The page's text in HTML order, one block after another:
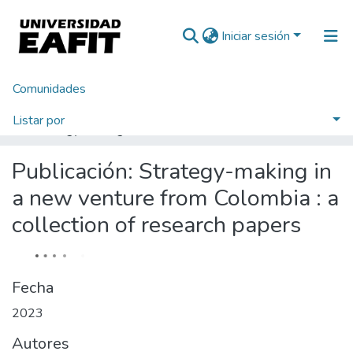
Iniciar sesión
Comunidades
Listar por
Inicio Tesis de Grado
Publicación: Strategy-making in
a new venture from Colombia : a
collection of research papers
Fecha
2023
Autores